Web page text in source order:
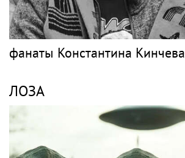
фанаты Константина Кинчева
ЛОЗА